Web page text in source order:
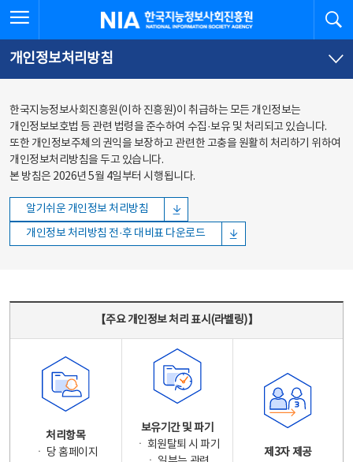
바로가기
바로가기
한국지능정보사회진흥원
개인정보처리방침
한국지능정보사회진흥원(이하 진흥원)이 취급하는 모든 개인정보는
개인정보보호법 등 관련 법령을 준수하여 수집·보유 및 처리되고 있습니다.
또한 개인정보주체의 권익을 보장하고 관련한 고충을 원활히 처리하기 위하여
개인정보처리방침을 두고 있습니다.
본 방침은 2026년 5월 4일부터 시행됩니다.
알기쉬운 개인정보 처리방침
개인정보 처리방침 전·후 대비표 다운로드
【주요 개인정보 처리 표시(라벨링)】
처리항목
ㆍ 당 홈페이지
보유기간 및 파기
ㆍ 회원탈퇴 시 파기
제3자 제공